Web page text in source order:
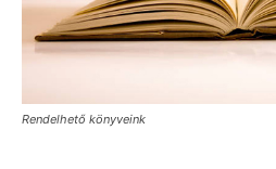
Rendelhető könyveink